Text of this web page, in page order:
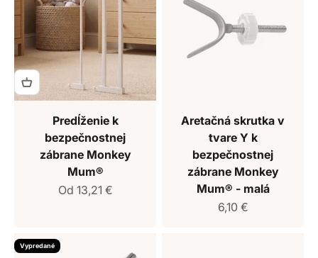
Predĺženie k
bezpečnostnej
zábrane Monkey
Mum®
Predajná cena
Od 13,21 €
Aretačná skrutka v
tvare Y k
bezpečnostnej
zábrane Monkey
Mum® - malá
Predajná cena
6,10 €
Vypredané